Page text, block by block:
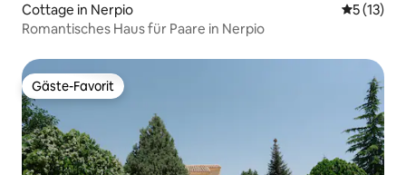
Cottage in Nerpio
5 (13)
Romantisches Haus für Paare in Nerpio
Gäste-Favorit
Gäste-Favorit